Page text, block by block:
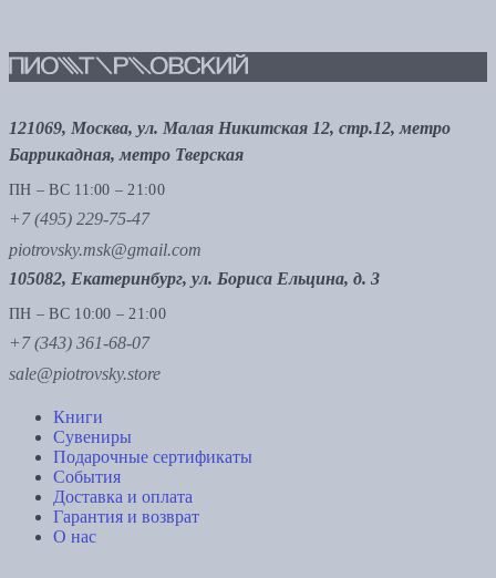
121069, Москва, ул. Малая Никитская 12, стр.12, метро
Баррикадная, метро Тверская
ПН – ВС 11:00 – 21:00
+7 (495) 229-75-47
piotrovsky.msk@gmail.com
105082, Екатеринбург, ул. Бориса Ельцина, д. 3
ПН – ВС 10:00 – 21:00
+7 (343) 361-68-07
sale@piotrovsky.store
Книги
Сувениры
Подарочные сертификаты
События
Доставка и оплата
Гарантия и возврат
О нас